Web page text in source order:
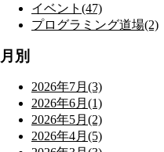
イベント(47)
プログラミング道場(2)
月別
2026年7月(3)
2026年6月(1)
2026年5月(2)
2026年4月(5)